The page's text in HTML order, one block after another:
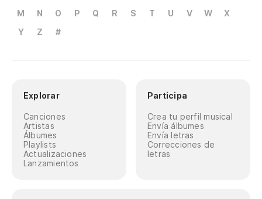
M
N O P Q R S T U V W
X
Y
Z #
Explorar
Canciones
Artistas
Álbumes
Playlists
Actualizaciones
Lanzamientos
Participa
Crea tu perfil musical
Envía álbumes
Envía letras
Correcciones de
letras